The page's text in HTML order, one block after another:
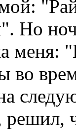
Но
меня:
во
решил,